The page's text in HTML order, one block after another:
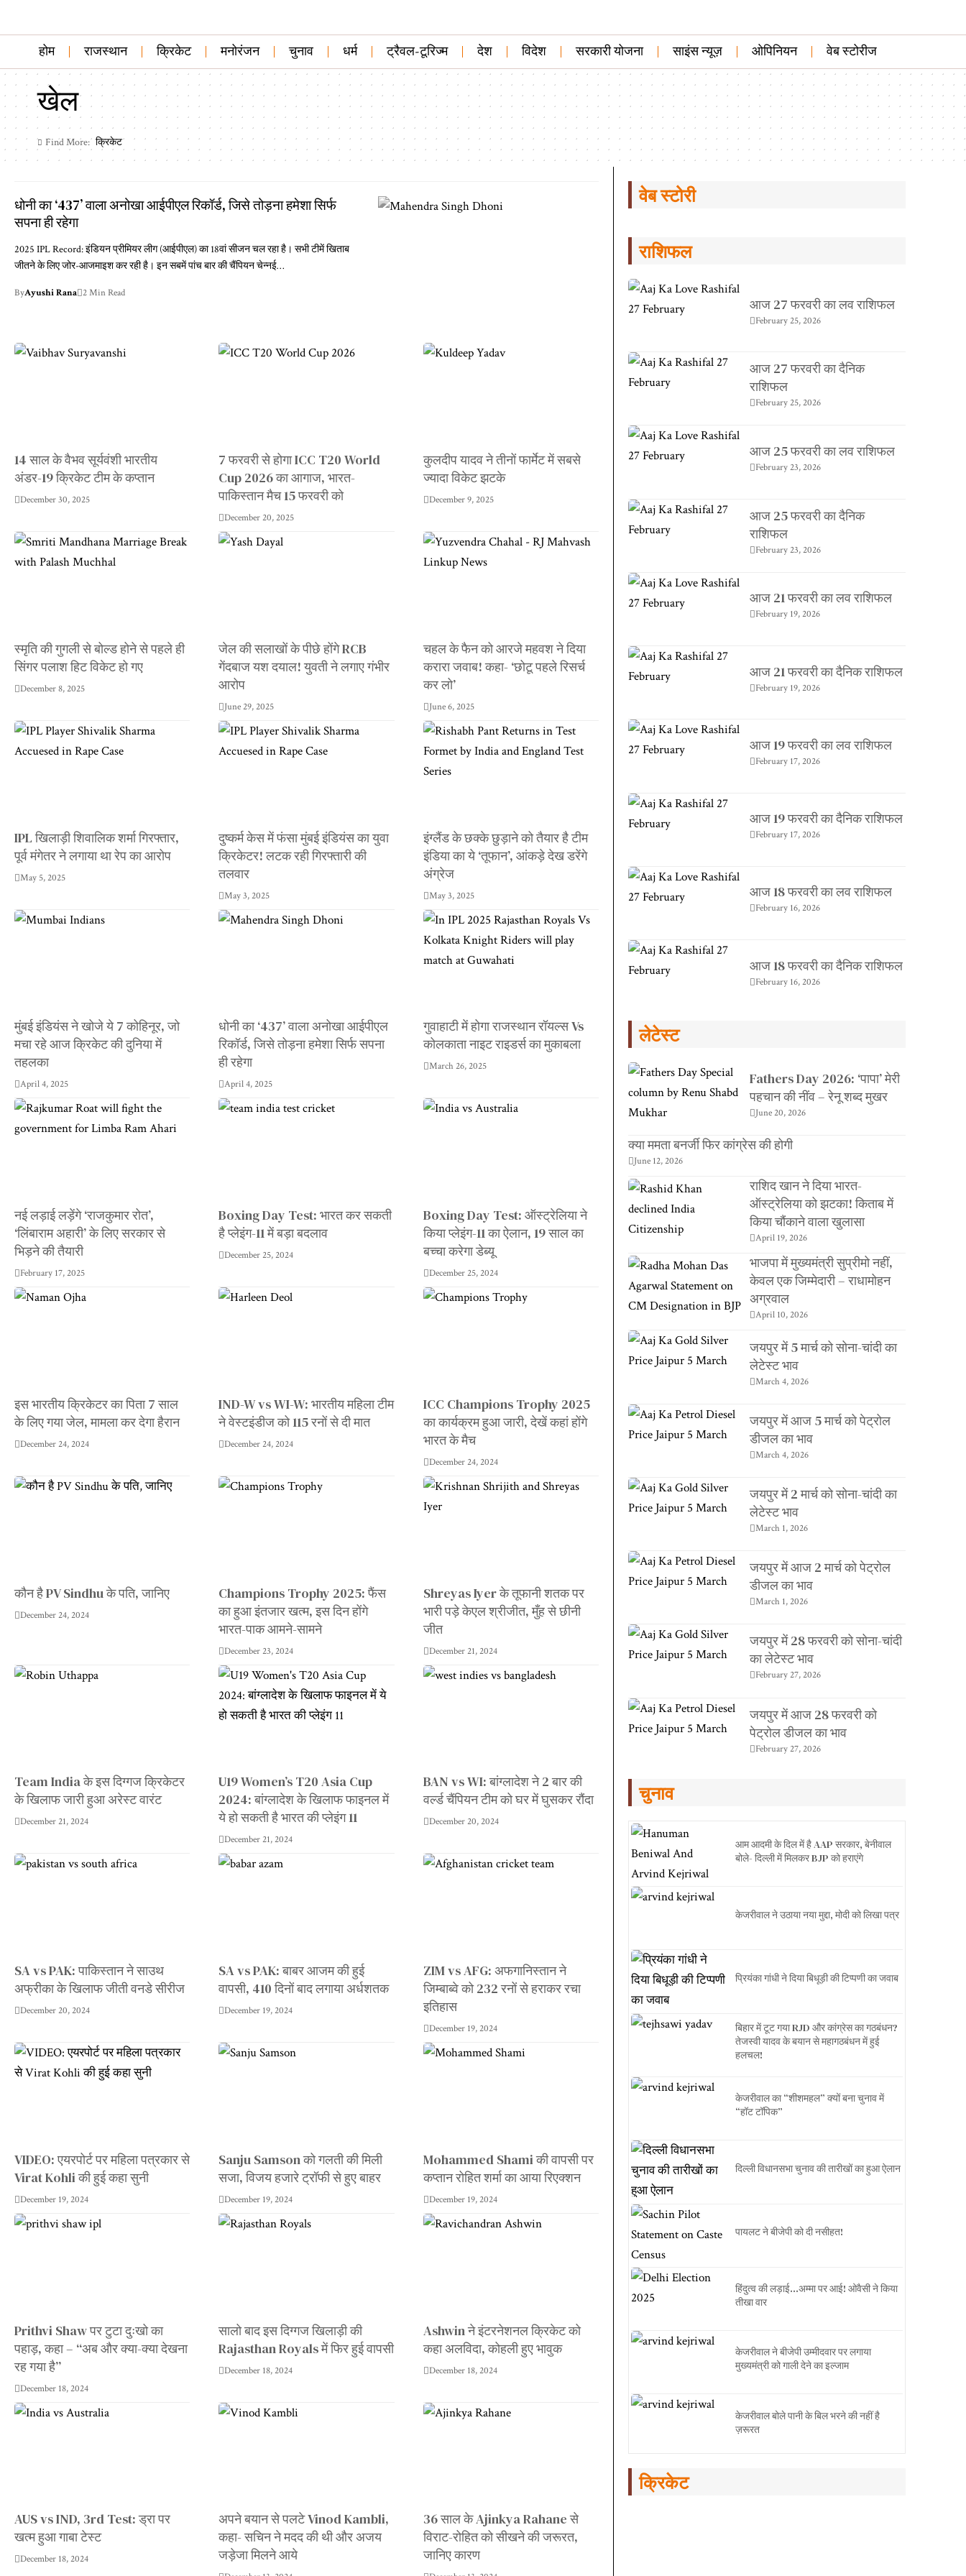
होम राजस्थान क्रिकेट मनोरंजन चुनाव धर्म ट्रैवल-टूरिज्म देश विदेश सरकारी योजना साइंस न्यूज़ ओपिनियन वेब स्टोरीज
खेल
Find More: क्रिकेट
धोनी का ‘437’ वाला अनोखा आईपीएल रिकॉर्ड, जिसे तोड़ना हमेशा सिर्फ
सपना ही रहेगा
2025 IPL Record: इंडियन प्रीमियर लीग (आईपीएल) का 18वां सीजन चल रहा है। सभी टीमें खिताब
जीतने के लिए जोर-आजमाइश कर रही है। इन सबमें पांच बार की चैंपियन चेन्नई…
ByAyushi Rana 2 Min Read
14 साल के वैभव सूर्यवंशी भारतीय
अंडर-19 क्रिकेट टीम के कप्तान
December 30, 2025
7 फरवरी से होगा ICC T20 World
Cup 2026 का आगाज, भारत-
पाकिस्तान मैच 15 फरवरी को
December 20, 2025
कुलदीप यादव ने तीनों फार्मेट में सबसे
ज्यादा विकेट झटके
December 9, 2025
स्मृति की गुगली से बोल्ड होने से पहले ही
सिंगर पलाश हिट विकेट हो गए
December 8, 2025
जेल की सलाखों के पीछे होंगे RCB
गेंदबाज यश दयाल! युवती ने लगाए गंभीर
आरोप
June 29, 2025
चहल के फैन को आरजे महवश ने दिया
करारा जवाब! कहा- ‘छोटू पहले रिसर्च
कर लो’
June 6, 2025
IPL खिलाड़ी शिवालिक शर्मा गिरफ्तार,
पूर्व मंगेतर ने लगाया था रेप का आरोप
May 5, 2025
दुष्कर्म केस में फंसा मुंबई इंडियंस का युवा
क्रिकेटर! लटक रही गिरफ्तारी की
तलवार
May 3, 2025
इंग्लैंड के छक्के छुड़ाने को तैयार है टीम
इंडिया का ये ‘तूफान’, आंकड़े देख डरेंगे
अंग्रेज
May 3, 2025
मुंबई इंडियंस ने खोजे ये 7 कोहिनूर, जो
मचा रहे आज क्रिकेट की दुनिया में
तहलका
April 4, 2025
धोनी का ‘437’ वाला अनोखा आईपीएल
रिकॉर्ड, जिसे तोड़ना हमेशा सिर्फ सपना
ही रहेगा
April 4, 2025
गुवाहाटी में होगा राजस्थान रॉयल्स Vs
कोलकाता नाइट राइडर्स का मुकाबला
March 26, 2025
नई लड़ाई लड़ेंगे ‘राजकुमार रोत’,
‘लिंबाराम अहारी’ के लिए सरकार से
भिड़ने की तैयारी
February 17, 2025
Boxing Day Test: भारत कर सकती
है प्लेइंग-11 में बड़ा बदलाव
December 25, 2024
Boxing Day Test: ऑस्ट्रेलिया ने
किया प्लेइंग-11 का ऐलान, 19 साल का
बच्चा करेगा डेब्यू
December 25, 2024
इस भारतीय क्रिकेटर का पिता 7 साल
के लिए गया जेल, मामला कर देगा हैरान
December 24, 2024
IND-W vs WI-W: भारतीय महिला टीम
ने वेस्टइंडीज को 115 रनों से दी मात
December 24, 2024
ICC Champions Trophy 2025
का कार्यक्रम हुआ जारी, देखें कहां होंगे
भारत के मैच
December 24, 2024
कौन है PV Sindhu के पति, जानिए
December 24, 2024
Champions Trophy 2025: फैंस
का हुआ इंतजार खत्म, इस दिन होंगे
भारत-पाक आमने-सामने
December 23, 2024
Shreyas Iyer के तूफानी शतक पर
भारी पड़े केएल श्रीजीत, मुँह से छीनी
जीत
December 21, 2024
Team India के इस दिग्गज क्रिकेटर
के खिलाफ जारी हुआ अरेस्ट वारंट
December 21, 2024
U19 Women’s T20 Asia Cup
2024: बांग्लादेश के खिलाफ फाइनल में
ये हो सकती है भारत की प्लेइंग 11
December 21, 2024
BAN vs WI: बांग्लादेश ने 2 बार की
वर्ल्ड चैंपियन टीम को घर में घुसकर रौंदा
December 20, 2024
SA vs PAK: पाकिस्तान ने साउथ
अफ्रीका के खिलाफ जीती वनडे सीरीज
December 20, 2024
SA vs PAK: बाबर आजम की हुई
वापसी, 410 दिनों बाद लगाया अर्धशतक
December 19, 2024
ZIM vs AFG: अफगानिस्तान ने
जिम्बाब्वे को 232 रनों से हराकर रचा
इतिहास
December 19, 2024
VIDEO: एयरपोर्ट पर महिला पत्रकार से
Virat Kohli की हुई कहा सुनी
December 19, 2024
Sanju Samson को गलती की मिली
सजा, विजय हजारे ट्रॉफी से हुए बाहर
December 19, 2024
Mohammed Shami की वापसी पर
कप्तान रोहित शर्मा का आया रिएक्शन
December 19, 2024
Prithvi Shaw पर टुटा दुःखो का
पहाड़, कहा – “अब और क्या-क्या देखना
रह गया है”
December 18, 2024
सालो बाद इस दिग्गज खिलाड़ी की
Rajasthan Royals में फिर हुई वापसी
December 18, 2024
Ashwin ने इंटरनेशनल क्रिकेट को
कहा अलविदा, कोहली हुए भावुक
December 18, 2024
AUS vs IND, 3rd Test: ड्रा पर
खत्म हुआ गाबा टेस्ट
December 18, 2024
अपने बयान से पलटे Vinod Kambli,
कहा- सचिन ने मदद की थी और अजय
जड़ेजा मिलने आये
36 साल के Ajinkya Rahane से
विराट-रोहित को सीखने की जरूरत,
जानिए कारण
वेब स्टोरी
पाक-बलूच के बीच
चौधरी चीन की
राशिफल
आज 27 फरवरी का लव राशिफल
February 25, 2026
आज 27 फरवरी का दैनिक
राशिफल
February 25, 2026
आज 25 फरवरी का लव राशिफल
February 23, 2026
आज 25 फरवरी का दैनिक
राशिफल
February 23, 2026
आज 21 फरवरी का लव राशिफल
February 19, 2026
आज 21 फरवरी का दैनिक राशिफल
February 19, 2026
आज 19 फरवरी का लव राशिफल
February 17, 2026
आज 19 फरवरी का दैनिक राशिफल
February 17, 2026
आज 18 फरवरी का लव राशिफल
February 16, 2026
आज 18 फरवरी का दैनिक राशिफल
February 16, 2026
लेटेस्ट
Fathers Day 2026: ‘पापा’ मेरी
पहचान की नींव – रेनू शब्द मुखर
June 20, 2026
क्या ममता बनर्जी फिर कांग्रेस की होगी
June 12, 2026
राशिद खान ने दिया भारत-
ऑस्ट्रेलिया को झटका! किताब में
किया चौंकाने वाला खुलासा
April 19, 2026
भाजपा में मुख्यमंत्री सुप्रीमो नहीं,
केवल एक जिम्मेदारी – राधामोहन
अग्रवाल
April 10, 2026
जयपुर में 5 मार्च को सोना-चांदी का
लेटेस्ट भाव
March 4, 2026
जयपुर में आज 5 मार्च को पेट्रोल
डीजल का भाव
March 4, 2026
जयपुर में 2 मार्च को सोना-चांदी का
लेटेस्ट भाव
March 1, 2026
जयपुर में आज 2 मार्च को पेट्रोल
डीजल का भाव
March 1, 2026
जयपुर में 28 फरवरी को सोना-चांदी
का लेटेस्ट भाव
February 27, 2026
जयपुर में आज 28 फरवरी को
पेट्रोल डीजल का भाव
February 27, 2026
चुनाव
आम आदमी के दिल में है AAP सरकार, बेनीवाल
बोले- दिल्ली में मिलकर BJP को हराएंगे
केजरीवाल ने उठाया नया मुद्दा, मोदी को लिखा पत्र
प्रियंका गांधी ने दिया बिधूड़ी की टिप्पणी का जवाब
बिहार में टूट गया RJD और कांग्रेस का गठबंधन?
तेजस्वी यादव के बयान से महागठबंधन में हुई
हलचल!
केजरीवाल का “शीशमहल” क्यों बना चुनाव में
“हॉट टॉपिक”
दिल्ली विधानसभा चुनाव की तारीखों का हुआ ऐलान
पायलट ने बीजेपी को दी नसीहत!
हिंदुत्व की लड़ाई…अम्मा पर आई! ओवैसी ने किया
तीखा वार
केजरीवाल ने बीजेपी उम्मीदवार पर लगाया
मुख्यमंत्री को गाली देने का इल्जाम
केजरीवाल बोले पानी के बिल भरने की नहीं है
ज़रूरत
क्रिकेट